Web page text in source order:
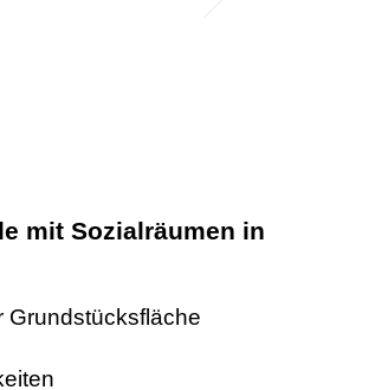
mit Sozialräumen in
Grundstücksfläche